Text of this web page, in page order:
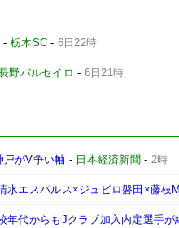
-栃木SC - 6日22時
野パルセイロ - 6日21時
戸がV争い軸 - 日本経済新聞 - 2時
水エスパルス×ジュビロ磐田×藤枝
年代からもJクラブ加入内定選手が